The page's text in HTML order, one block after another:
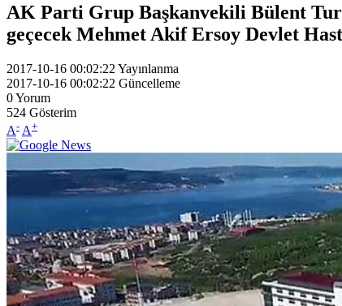
AK Parti Grup Başkanvekili Bülent
geçecek Mehmet Akif Ersoy Devlet
2017-10-16 00:02:22 Yayınlanma
2017-10-16 00:02:22 Güncelleme
0Yorum
524 Gösterim
A- A+